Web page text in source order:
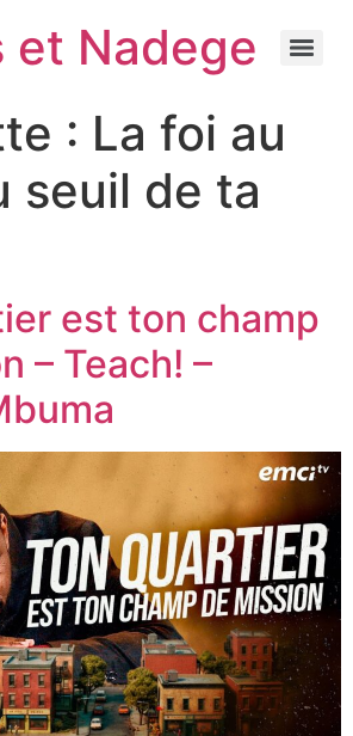
et Nadege
: La foi au
seuil de ta
est ton champ
– Teach! –